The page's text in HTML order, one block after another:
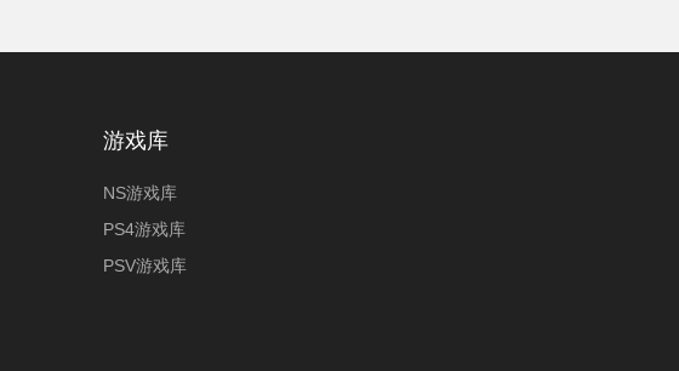
游戏库
NS游戏库
PS4游戏库
PSV游戏库